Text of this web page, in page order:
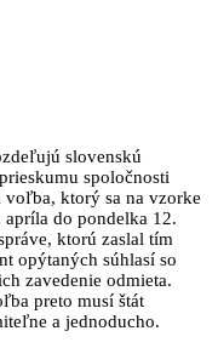
slovenskú
spoločnosti
voľba, ktorý sa na vzorke
do pondelka 12.
ktorú zaslal tím
opýtaných súhlasí so
zavedenie odmieta.
preto musí štát
a jednoducho.